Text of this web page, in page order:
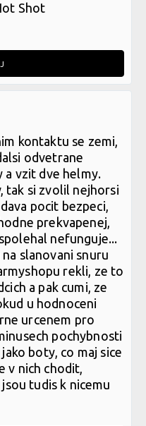
Shot
kontaktu se zemi,
odvetrane
a vzit dve helmy.
tak si zvolil nejhorsi
pocit bezpeci,
prekvapenej,
nefunguje...
slanovani snuru
rekli, ze to
a pak cumi, ze
u hodnoceni
urcenem pro
pochybnosti
boty, co maj sice
v nich chodit,
tudis k nicemu